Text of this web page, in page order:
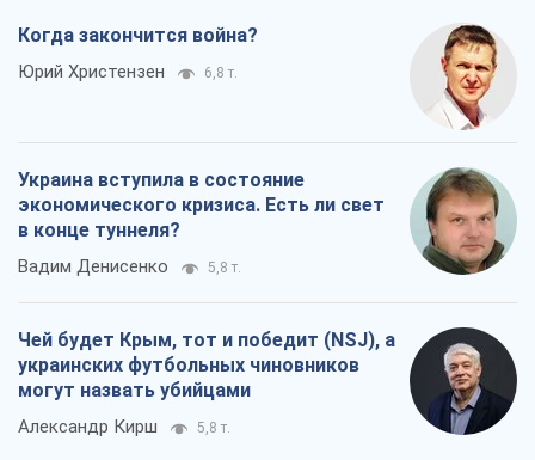
Когда закончится война?
Юрий Христензен 6,8 т.
Украина вступила в состояние
экономического кризиса. Есть ли свет
в конце туннеля?
Вадим Денисенко 5,8 т.
Чей будет Крым, тот и победит (NSJ), а
украинских футбольных чиновников
могут назвать убийцами
Александр Кирш 5,8 т.